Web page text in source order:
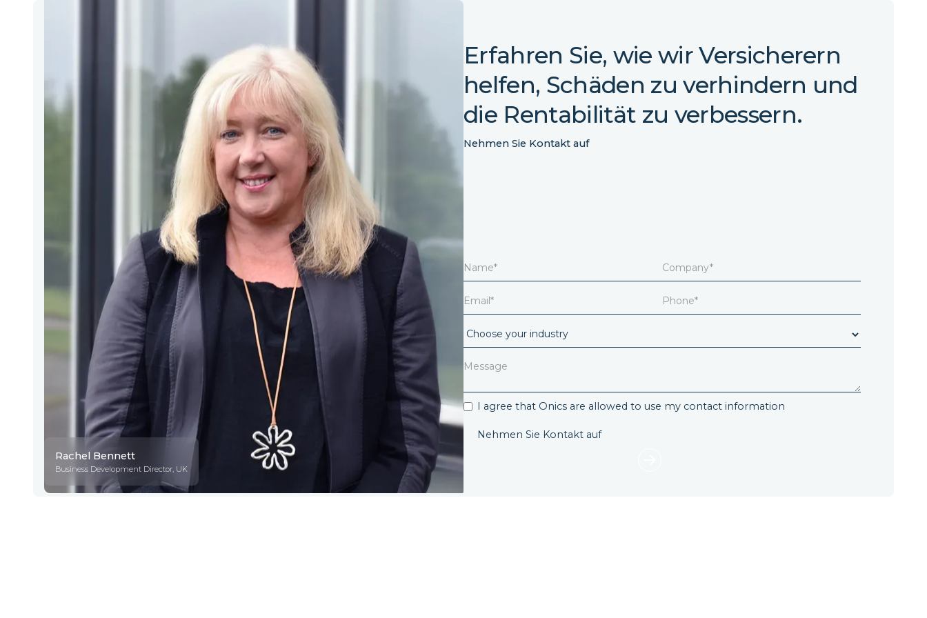
Rachel Bennett
Business Development Director, UK
Erfahren Sie, wie wir Versicherern
helfen, Schäden zu verhindern und
die Rentabilität zu verbessern.
Nehmen Sie Kontakt auf
I agree that Onics are allowed to use my contact information